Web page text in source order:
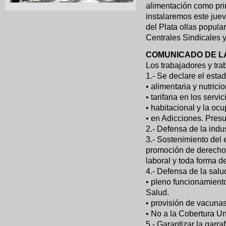
alimentación como
instalaremos este
del Plata ollas
Centrales Sindicales
COMUNICADO DE
Los trabajadores y
1.- Se declare el
• alimentaria y
• tarifaria en los
• habitacional y la
• en Adicciones.
2.- Defensa de la
3.- Sostenimiento del
promoción de
laboral y toda forma
4.- Defensa de la
• pleno
Salud.
• provisión de
• No a la Cobertura
5.- Garantizar la